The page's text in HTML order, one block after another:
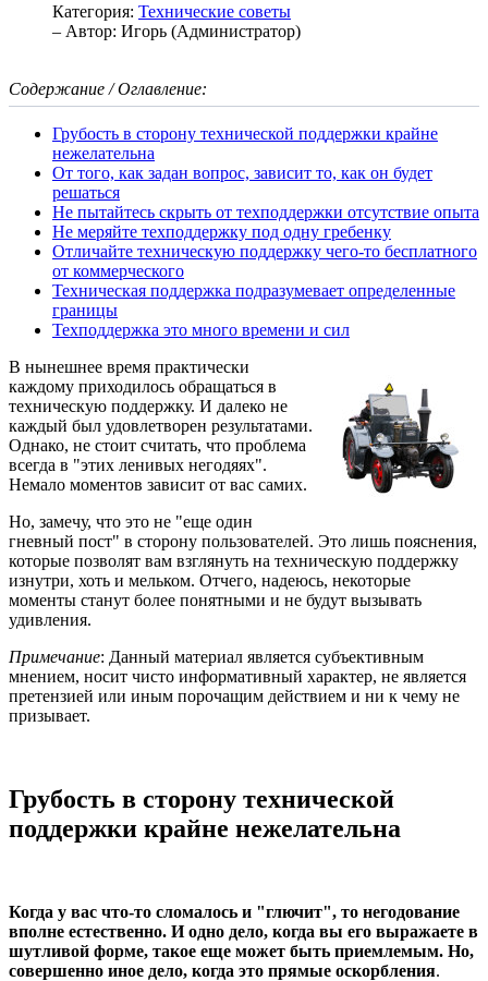
Категория: Технические советы
– Автор: Игорь (Администратор)
Содержание / Оглавление:
Грубость в сторону технической поддержки крайне
нежелательна
От того, как задан вопрос, зависит то, как он будет
решаться
Не пытайтесь скрыть от техподдержки отсутствие опыта
Не меряйте техподдержку под одну гребенку
Отличайте техническую поддержку чего-то бесплатного
от коммерческого
Техническая поддержка подразумевает определенные
границы
Техподдержка это много времени и сил
В нынешнее время практически
каждому приходилось обращаться в
техническую поддержку. И далеко не
каждый был удовлетворен результатами.
Однако, не стоит считать, что проблема
всегда в "этих ленивых негодяях".
Немало моментов зависит от вас самих.
Но, замечу, что это не "еще один
гневный пост" в сторону пользователей. Это лишь пояснения,
которые позволят вам взглянуть на техническую поддержку
изнутри, хоть и мельком. Отчего, надеюсь, некоторые
моменты станут более понятными и не будут вызывать
удивления.
Примечание: Данный материал является субъективным
мнением, носит чисто информативный характер, не является
претензией или иным порочащим действием и ни к чему не
призывает.
Грубость в сторону технической
поддержки крайне нежелательна
Когда у вас что-то сломалось и "глючит", то негодование
вполне естественно. И одно дело, когда вы его выражаете в
шутливой форме, такое еще может быть приемлемым. Но,
совершенно иное дело, когда это прямые оскорбления.